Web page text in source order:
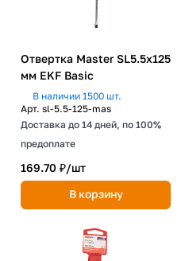
Отвертка Master SL5.5x125
мм EKF Basic
В наличии 1500 шт.
Арт. sl-5.5-125-mas
Доставка до 14 дней, по 100%
предоплате
169.70 ₽/шт
В корзину